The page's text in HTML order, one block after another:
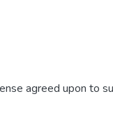
agreed upon to